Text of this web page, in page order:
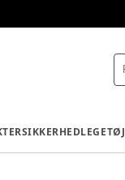
SIKKERHEDLEGETØJ